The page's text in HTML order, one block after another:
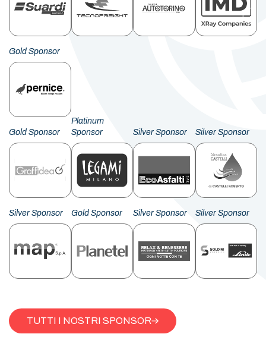
Gold Sponsor
Gold Sponsor
Platinum
Sponsor
Silver Sponsor Silver Sponsor
Silver Sponsor Gold Sponsor Silver Sponsor Silver Sponsor
TUTTI I NOSTRI SPONSOR